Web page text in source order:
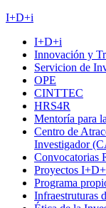
I+D+i
I+D+i
Innovación y
Servicion de
OPE
CINTTEC
HRS4R
Mentoría para
Centro de
Investigador
Convocatorias
Proyectos
Programa
Infraestruturas